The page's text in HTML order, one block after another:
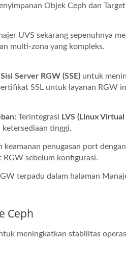
Objek Ceph dan
UVS sekarang sepenuhnya
multi-zona yang kompleks.
Server RGW (SSE) untuk
SSL untuk layanan RGW
Terintegrasi LVS (Linux
ketersediaan tinggi.
keamanan penugasan port
sebelum konfigurasi.
terpadu dalam halaman
Ceph
meningkatkan stabilitas